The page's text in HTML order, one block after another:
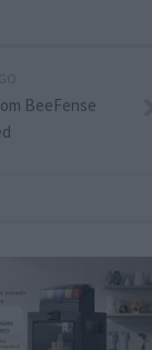
BeeFense